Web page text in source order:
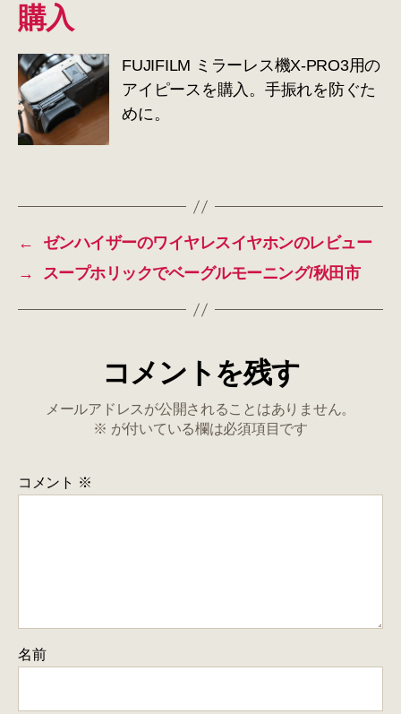
購入
FUJIFILM ミラーレス機X-PRO3用の
アイピースを購入。手振れを防ぐた
めに。
←
ゼンハイザーのワイヤレスイヤホンのレビュー
→
スープホリックでベーグルモーニング/秋田市
コメントを残す
メールアドレスが公開されることはありません。
※ が付いている欄は必須項目です
コメント ※
名前